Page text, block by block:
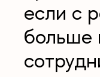
если с
больше